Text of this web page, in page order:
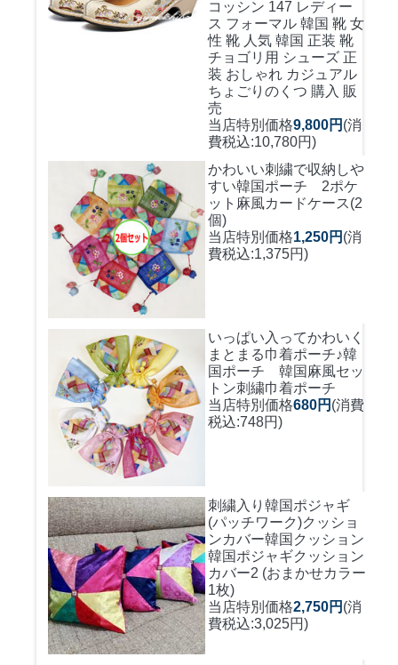
コッシン 147 レディー
ス フォーマル 韓国 靴 女
性 靴 人気 韓国 正装 靴
チョゴリ用 シューズ 正
装 おしゃれ カジュアル
ちょごりのくつ 購入 販
売
当店特別価格9,800円 (消
費税込:10,780円)
かわいい刺繍で収納しや
すい韓国ポーチ 2ポケ
ット麻風カードケース(2
個)
当店特別価格1,250円 (消
費税込:1,375円)
いっぱい入ってかわいく
まとまる巾着ポーチ♪韓
国ポーチ 韓国麻風セッ
トン刺繍巾着ポーチ
当店特別価格680円 (消費
税込:748円)
刺繍入り韓国ポジャギ
(パッチワーク)クッショ
ンカバー韓国クッション
韓国ポジャギクッション
カバー2 (おまかせカラー
1枚)
当店特別価格2,750円 (消
費税込:3,025円)